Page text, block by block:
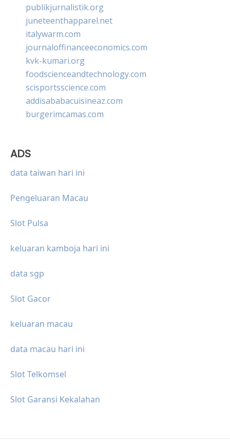
publikjurnalistik.org
juneteenthapparel.net
italywarm.com
journaloffinanceeconomics.com
kvk-kumari.org
foodscienceandtechnology.com
scisportsscience.com
addisababacuisineaz.com
burgerimcamas.com
ADS
data taiwan hari ini
Pengeluaran Macau
Slot Pulsa
keluaran kamboja hari ini
data sgp
Slot Gacor
keluaran macau
data macau hari ini
Slot Telkomsel
Slot Garansi Kekalahan